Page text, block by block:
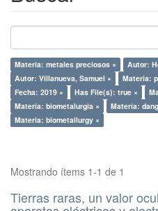
Materia: metales preciosos ×
Autor:
Autor: Villanueva, Samuel ×
Materia:
Fecha: 2019 ×
Has File(s): true ×
Materia: biometalurgia ×
Materia:
Materia: biometallurgy ×
Mostrando ítems 1-1 de 1
Tierras raras, un valor